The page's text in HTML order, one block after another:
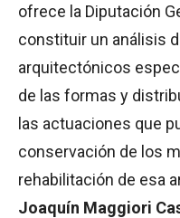
ofrece la Diputación
constituir un análisis
arquitectónicos
de las formas y
las actuaciones que
conservación de los
rehabilitación de esa
Joaquín Maggiori